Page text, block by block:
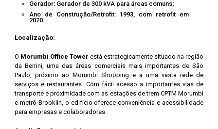
Gerador: Gerador de 300 kVA para áreas comuns;
Ano de Construção/Retrofit: 1993, com retrofit em
2020.
Localização:
O Morumbi Office Tower está estrategicamente situado na região
da Berrini, uma das áreas comerciais mais importantes de São
Paulo, próximo ao Morumbi Shopping e a uma vasta rede de
serviços e restaurantes. Com fácil acesso a importantes vias de
transporte e proximidade com as estações de trem CPTM Morumbi
e metrô Brooklin, o edifício oferece conveniência e acessibilidade
para empresas e colaboradores.